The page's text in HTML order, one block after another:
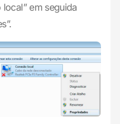
em seguida